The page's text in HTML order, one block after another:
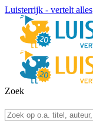
Luisterrijk - vertelt alles
Zoek